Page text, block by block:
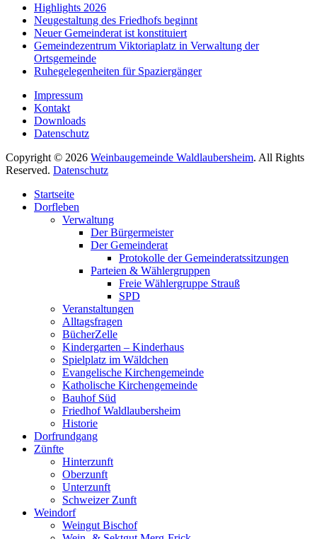
Highlights 2026
Neugestaltung des Friedhofs beginnt
Neuer Gemeinderat ist konstituiert
Gemeindezentrum Viktoriaplatz in Verwaltung der
Ortsgemeinde
Ruhegelegenheiten für Spaziergänger
Impressum
Kontakt
Downloads
Datenschutz
Copyright © 2026 Weinbaugemeinde Waldlaubersheim. All Rights
Reserved. Datenschutz
oben
scrollen
Startseite
Dorfleben
Verwaltung
Der Bürgermeister
Der Gemeinderat
Protokolle der Gemeinderatssitzungen
Parteien & Wählergruppen
Freie Wählergruppe Strauß
SPD
Veranstaltungen
Alltagsfragen
BücherZelle
Kindergarten – Kinderhaus
Spielplatz im Wäldchen
Evangelische Kirchengemeinde
Katholische Kirchengemeinde
Bauhof Süd
Friedhof Waldlaubersheim
Historie
Dorfrundgang
Zünfte
Hinterzunft
Oberzunft
Unterzunft
Schweizer Zunft
Weindorf
Weingut Bischof